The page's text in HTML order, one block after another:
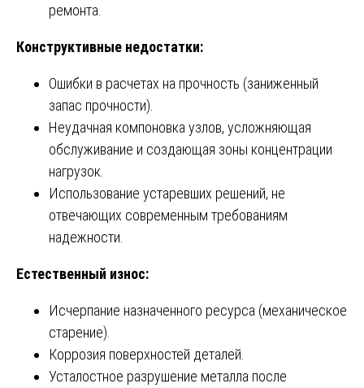
ремонта.
Конструктивные недостатки:
Ошибки в расчетах на прочность (заниженный
запас прочности).
Неудачная компоновка узлов, усложняющая
обслуживание и создающая зоны концентрации
нагрузок.
Использование устаревших решений, не
отвечающих современным требованиям
надежности.
Естественный износ:
Исчерпание назначенного ресурса (механическое
старение).
Коррозия поверхностей деталей.
Усталостное разрушение металла после